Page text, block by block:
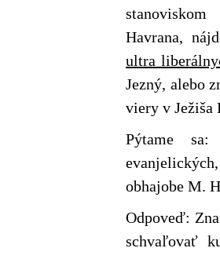
Havrana,
ultra
Jezný, alebo
viery v Ježiša
Pýtame
obhajobe M.
Odpoveď:
schvaľovať